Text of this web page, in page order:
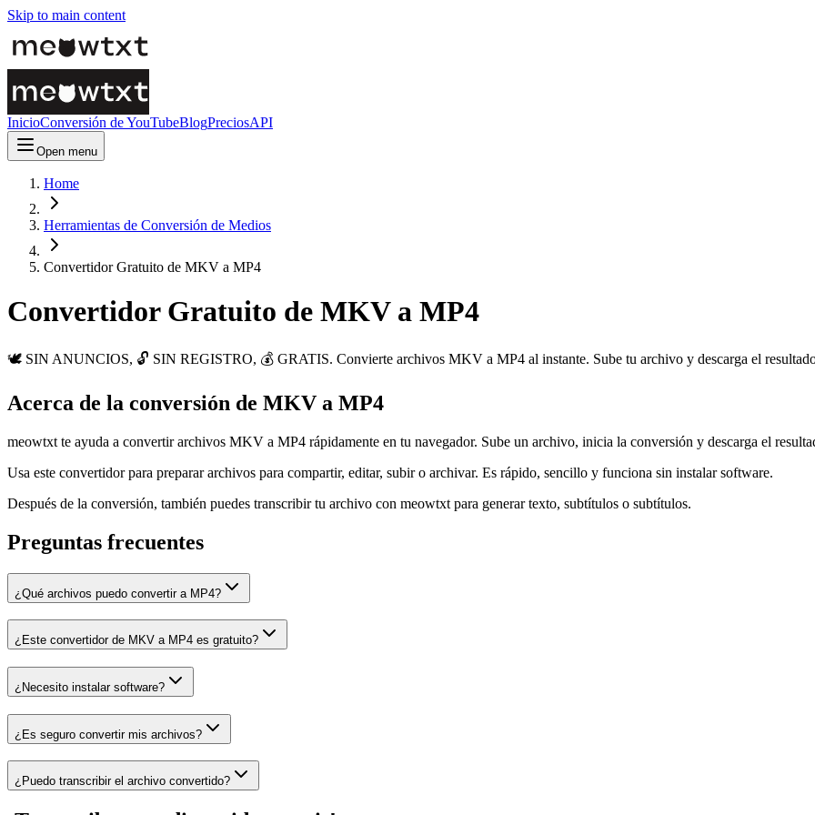
Skip to main content
InicioConversión de YouTubeBlogPreciosAPI
Open menu
Home
Herramientas de Conversión de Medios
Convertidor Gratuito de MKV a MP4
Convertidor Gratuito de MKV a MP4
🕊️ SIN ANUNCIOS, 🔓 SIN REGISTRO, 💰 GRATIS. Convierte archivos MKV a MP4 al instante. Sube tu archivo y descarga el
Acerca de la conversión de MKV a MP4
meowtxt te ayuda a convertir archivos MKV a MP4 rápidamente en tu navegador. Sube un archivo, inicia la conversión y descarga el
Usa este convertidor para preparar archivos para compartir, editar, subir o archivar. Es rápido, sencillo y funciona sin instalar software.
Después de la conversión, también puedes transcribir tu archivo con meowtxt para generar texto, subtítulos o subtítulos.
Preguntas frecuentes
¿Qué archivos puedo convertir a MP4?
¿Este convertidor de MKV a MP4 es gratuito?
¿Necesito instalar software?
¿Es seguro convertir mis archivos?
¿Puedo transcribir el archivo convertido?